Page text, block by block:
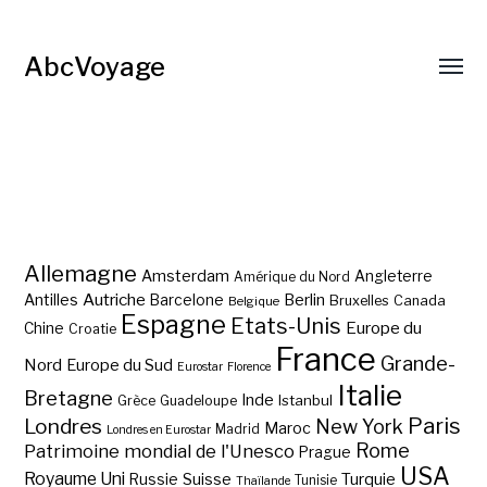
AbcVoyage
Allemagne Amsterdam Amérique du Nord Angleterre
Antilles Autriche Barcelone Belgique Berlin Bruxelles Canada
Chine Croatie Espagne Etats-Unis Europe du
Nord Europe du Sud Eurostar Florence France Grande-
Bretagne Grèce Guadeloupe Inde Istanbul Italie
Londres Londres en Eurostar Madrid Maroc New York Paris
Patrimoine mondial de l'Unesco Prague Rome
Royaume Uni Russie Suisse Thaïlande Tunisie Turquie USA